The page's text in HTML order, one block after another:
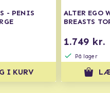
- PENIS
I KURV
ALTER EGO
BREASTS
1.749 kr.
På lager